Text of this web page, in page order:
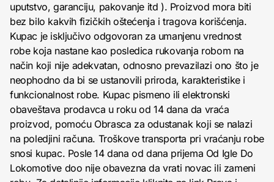
uputstvo, garanciju, pakovanje itd ). Proizvod mora biti
bez bilo kakvih fizičkih oštećenja i tragova korišćenja.
Kupac je isključivo odgovoran za umanjenu vrednost
robe koja nastane kao posledica rukovanja robom na
način koji nije adekvatan, odnosno prevazilazi ono što je
neophodno da bi se ustanovili priroda, karakteristike i
funkcionalnost robe. Kupac pismeno ili elektronski
obaveštava prodavca u roku od 14 dana da vraća
proizvod, pomoću Obrasca za odustanak koji se nalazi
na poledjini računa. Troškove transporta pri vraćanju robe
snosi kupac. Posle 14 dana od dana prijema Od Igle Do
Lokomotive doo nije obavezna da vrati novac ili zameni